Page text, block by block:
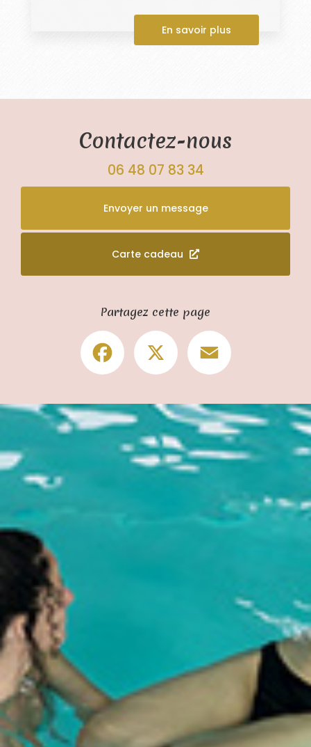
En savoir plus
Contactez-nous
06 48 07 83 34
Envoyer un message
Carte cadeau
Partagez cette page
Facebook